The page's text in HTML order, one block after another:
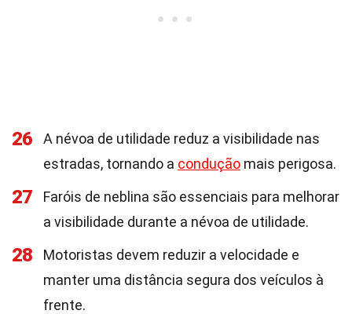
26
A névoa de utilidade reduz a visibilidade nas
estradas, tornando a condução mais perigosa.
27
Faróis de neblina são essenciais para melhorar
a visibilidade durante a névoa de utilidade.
28
Motoristas devem reduzir a velocidade e
manter uma distância segura dos veículos à
frente.